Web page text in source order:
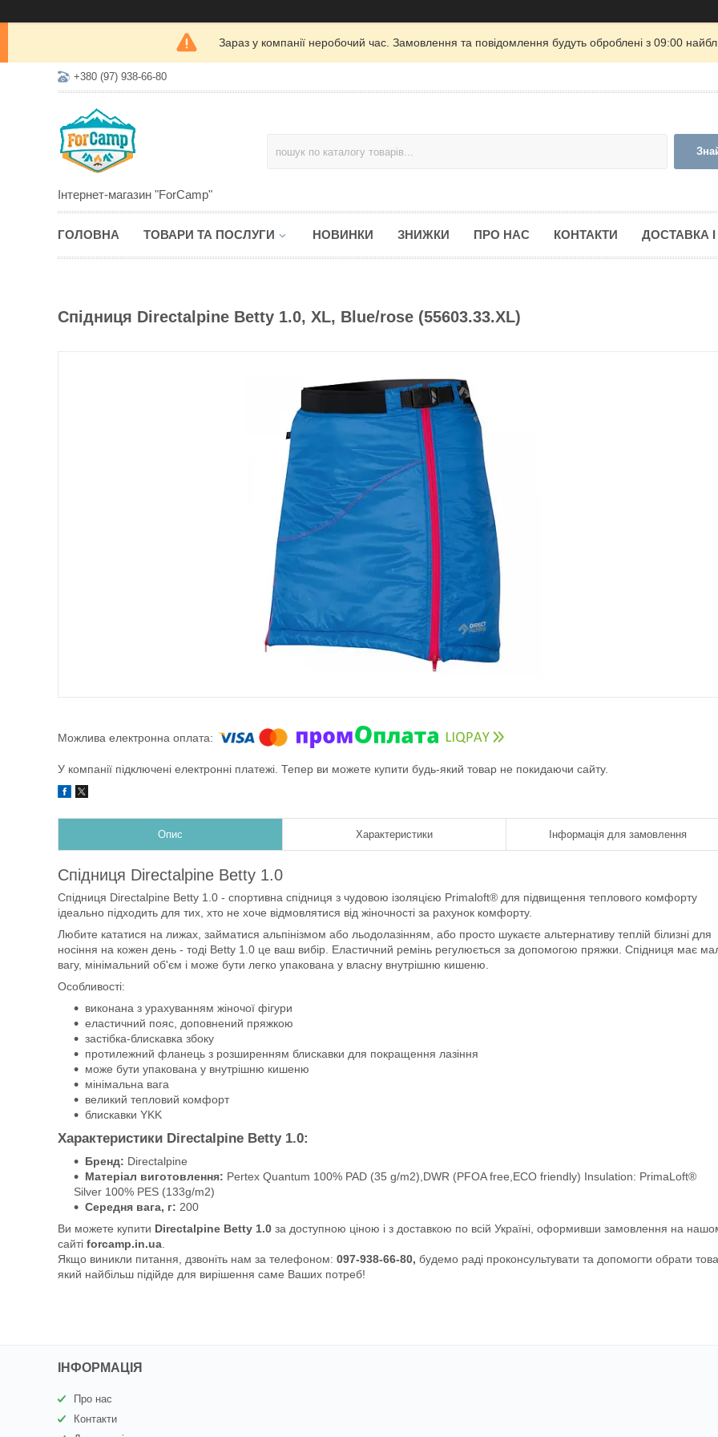
Зараз у компанії неробочий час. Замовлення та повідомлення будуть оброблені з 09:00
+380 (97) 938-66-80
Інтернет-магазин "ForCamp"
ГОЛОВНА ТОВАРИ ТА ПОСЛУГИ НОВИНКИ ЗНИЖКИ ПРО НАС КОНТАКТИ ДОСТАВКА
Спідниця Directalpine Betty 1.0, XL, Blue/rose (55603.33.XL)
У компанії підключені електронні платежі. Тепер ви можете купити будь-який товар не покидаючи сайту.
Опис Характеристики Інформація для замовлення
Спідниця Directalpine Betty 1.0
Спідниця Directalpine Betty 1.0 - спортивна спідниця з чудовою ізоляцією Primaloft® для підвищення теплового комфорту
ідеально підходить для тих, хто не хоче відмовлятися від жіночності за рахунок комфорту.
Любите кататися на лижах, займатися альпінізмом або льодолазінням, або просто шукаєте альтернативу теплій білизні для
носіння на кожен день - тоді Betty 1.0 це ваш вибір. Еластичний ремінь регулюється за допомогою пряжки. Спідниця має
вагу, мінімальний об'єм і може бути легко упакована у власну внутрішню кишеню.
Особливості:
виконана з урахуванням жіночої фігури
еластичний пояс, доповнений пряжкою
застібка-блискавка збоку
протилежний фланець з розширенням блискавки для покращення лазіння
може бути упакована у внутрішню кишеню
мінімальна вага
великий тепловий комфорт
блискавки YKK
Характеристики Directalpine Betty 1.0:
Бренд: Directalpine
Матеріал виготовлення: Pertex Quantum 100% PAD (35 g/m2),DWR (PFOA free,ECO friendly) Insulation: PrimaLoft®
Silver 100% PES (133g/m2)
Середня вага, г: 200
Ви можете купити Directalpine Betty 1.0 за доступною ціною і з доставкою по всій Україні, оформивши замовлення на
сайті forcamp.in.ua
Якщо виникли питання, дзвоніть нам за телефоном: 097-938-66-80, будемо раді проконсультувати та допомогти обрати
який найбільш підійде для вирішення саме Ваших потреб!
ІНФОРМАЦІЯ
Про нас
Контакти